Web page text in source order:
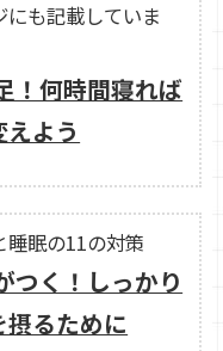
も記載していま
！何時間寝れば
よう
睡眠の11の対策
つく！しっかり
るために